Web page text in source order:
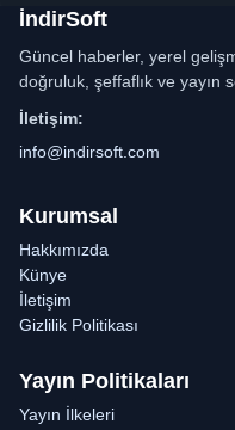
İndirSoft
Güncel haberler, yerel
doğruluk, şeffaflık ve yayın
İletişim:
info@indirsoft.com
Kurumsal
Hakkımızda
Künye
İletişim
Gizlilik Politikası
Yayın Politikaları
Yayın İlkeleri